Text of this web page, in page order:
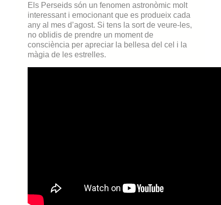
Els Perseids són un fenomen astronòmic molt
interessant i emocionant que es produeix cada
any al mes d’agost. Si tens la sort de veure-les,
no oblidis de prendre un moment de
consciència per apreciar la bellesa del cel i la
màgia de les estrelles.